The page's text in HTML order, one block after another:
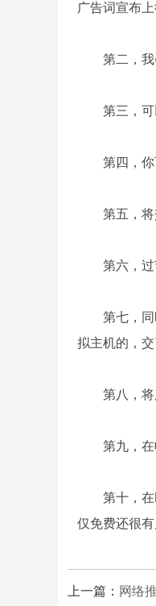
广告词宣布
第二，我会
第三，可以
第四，你可
第五，将交
第六，过节
第七，同时
拟主机的，
第八，将广
第九，在帖
第十，在
仅免费还很有
上一篇： 网络